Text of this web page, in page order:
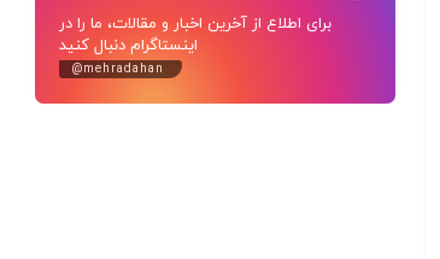
برای اطلاع از آخرین اخبار و مقالات، ما را در
اینستاگرام دنبال کنید
@mehradahan